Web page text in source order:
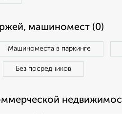
машиномест (0)
Машиноместа в паркинге
Без посредников